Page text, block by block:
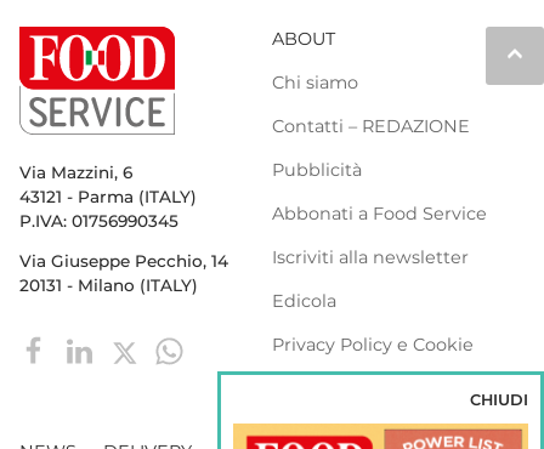
keyboard_arrow_up
Via Mazzini, 6
43121 - Parma (ITALY)
P.IVA: 01756990345
Via Giuseppe Pecchio, 14
20131 - Milano (ITALY)
ABOUT
Chi siamo
Contatti – REDAZIONE
Pubblicità
Abbonati a Food Service
Iscriviti alla newsletter
Edicola
Privacy Policy e Cookie
CHIUDI